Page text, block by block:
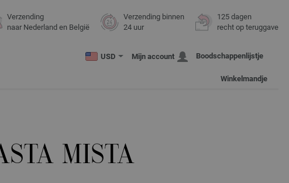
Verzending
naar Nederland en België
Verzending binnen
24 uur
125 dagen
recht op teruggave
USD Mijn account Boodschappenlijstje
Winkelmandje
MISTA